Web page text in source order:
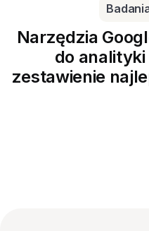
Narzędzia
do
zestawienie